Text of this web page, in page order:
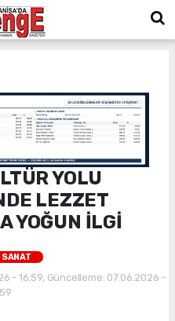
YOLU
LEZZET
YOĞUN İLGİ
- 16:59, Güncelleme: 07.06.2026 -